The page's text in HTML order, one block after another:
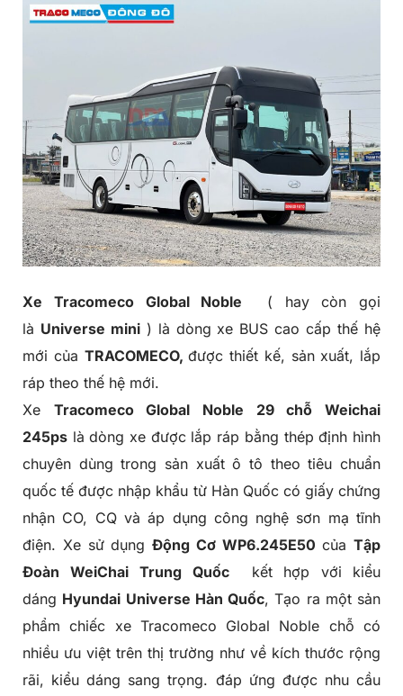
Xe TracomecoGlobal Noble ( hay còn gọi
là Universe mini) là dòng xe BUS cao cấp thế hệ
mới của TRACOMECO,được thiết kế, sản xuất, lắp
ráp theo thế hệ mới.
Xe Tracomeco Global Noble 29 chỗ Weichai
245ps là dòng xe được lắp ráp bằng thép định hình
chuyên dùng trong sản xuất ô tô theo tiêu chuẩn
quốc tế được nhập khẩu từ Hàn Quốc có giấy chứng
nhận CO, CQ và áp dụng công nghệ sơn mạ tĩnh
điện. Xe sử dụng Động Cơ WP6.245E50 của Tập
Đoàn WeiChai
Trung Quốckết hợp với kiểu
dáng Hyundai Universe Hàn Quốc, Tạo ra một sản
phẩm chiếc xe Tracomeco Global Noble chỗ có
nhiều ưu việt trên thị trường như về kích thước rộng
rãi, kiểu dáng sang trọng. đáp ứng được nhu cầu